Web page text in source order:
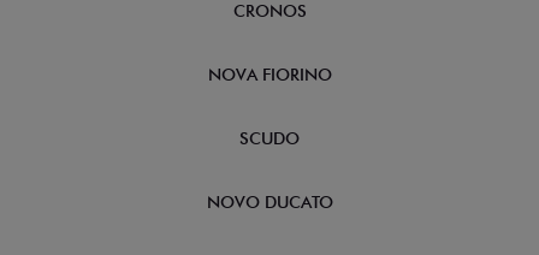
CRONOS
NOVA FIORINO
SCUDO
NOVO DUCATO